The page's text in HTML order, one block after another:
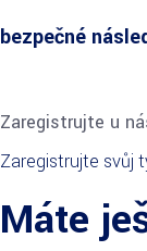
bezpečné
Zaregistrujte u
Zaregistrujte svůj
Máte